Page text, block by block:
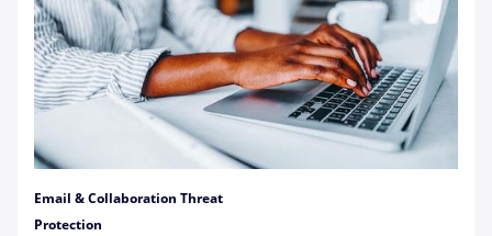
Email & Collaboration Threat
Protection